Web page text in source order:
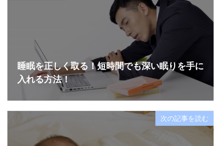
睡眠を正しく取る！短時間でも深い眠りを手に
入れる方法！
次の記事を読む